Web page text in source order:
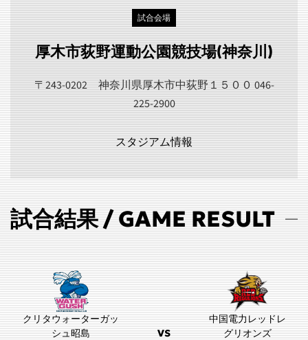
試合会場
厚木市荻野運動公園競技場(神奈川)
〒243-0202 神奈川県厚木市中荻野１５００ 046-
225-2900
スタジアム情報
試合結果 / GAME RESULT
クリタウォーターガッ
シュ昭島
VS
中国電力レッドレ
グリオンズ